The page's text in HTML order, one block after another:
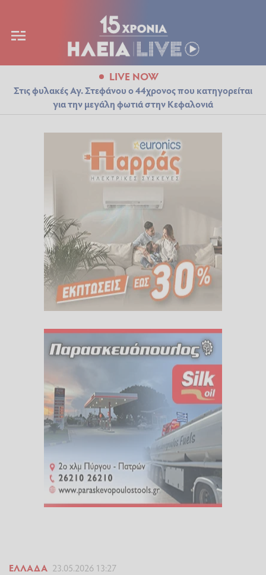
LIVE NOW
Στις φυλακές Αγ. Στεφάνου ο 44χρονος που κατηγορείται
για την μεγάλη φωτιά στην Κεφαλονιά
ΕΛΛΆΔΑ 23.05.2026 13:27